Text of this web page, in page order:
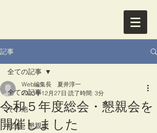
記事
全ての記事
その他
総会・懇親会
全ての記事
令和５年度総会・懇親会を
開催しました
Web編集長 夏井淳一
2023年12月27日 読了時間: 3分